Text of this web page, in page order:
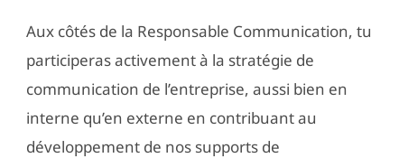
Aux côtés de la Responsable Communication, tu
participeras activement à la stratégie de
communication de l’entreprise, aussi bien en
interne qu’en externe en contribuant au
développement de nos supports de